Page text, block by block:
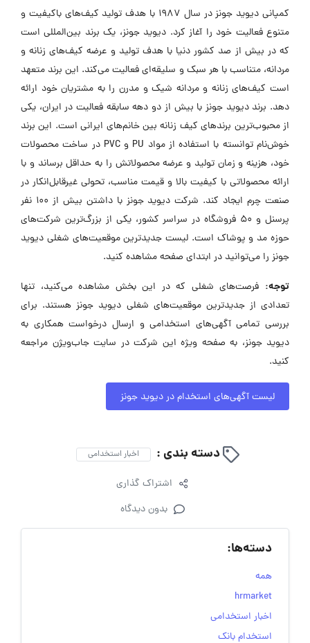
کمپانی دیوید جونز در سال 1987 با هدف تولید کیف‌های باکیفیت و
متنوع فعالیت خود را آغاز کرد. دیوید جونز، یک برند بین‌المللی است
که در بیش از صد کشور دنیا با هدف تولید و عرضه کیف‌های زنانه و
مردانه، متناسب با هر سبک و سلیقه‌ای فعالیت می‌کند. این برند متعهد
است کیف‌های زنانه و مردانه شیک و مدرن را به مشتریان خود ارائه
دهد. برند دیوید جونز با بیش از دو دهه سابقه فعالیت در ایران، یکی
از محبوب‌ترین برندهای کیف زنانه بین خانم‌های ایرانی است. این برند
خوش‌نام توانسته با استفاده از مواد PU و PVC در ساخت محصولات
خود، هزینه و زمان تولید و عرضه محصولاتش را به حداقل برساند و با
ارائه محصولاتی با کیفیت بالا و قیمت مناسب، تحولی غیرقابل‌انکار در
صنعت چرم ایجاد کند. شرکت دیوید جونز با داشتن بیش از 100 نفر
پرسنل و 50 فروشگاه در سراسر کشور، یکی از بزرگ‌ترین شرکت‌های
حوزه مد و پوشاک است. لیست جدیدترین موقعیت‌های شغلی دیوید
جونز را می‌توانید در ابتدای صفحه مشاهده کنید.
توجه: فرصت‌های شغلی که در این بخش مشاهده می‌کنید، تنها
تعدادی از جدیدترین موقعیت‌های شغلی دیوید جونز هستند. برای
بررسی تمامی آگهی‌های استخدامی و ارسال درخواست همکاری به
دیوید جونز، به صفحه ویژه این شرکت در سایت جاب‌ویژن مراجعه
کنید.
لیست آگهی‌های استخدام در دیوید جونز
دسته بندی : اخبار استخدامی
اشتراک گذاری
بدون دیدگاه
دسته‌ها:
همه
hrmarket
اخبار استخدامی
استخدام بانک